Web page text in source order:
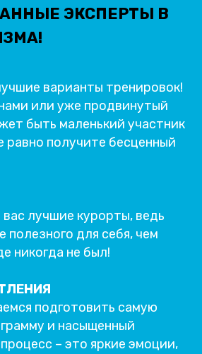
ЭКСПЕРТЫ В
варианты тренировок!
или уже продвинутый
быть маленький участник
равно получите бесценный
лучшие курорты, ведь
полезного для себя, чем
никогда не был!
подготовить самую
и насыщенный
– это яркие эмоции,